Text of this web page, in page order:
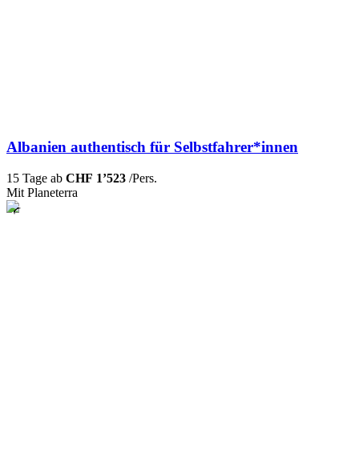
Albanien authentisch für Selbstfahrer*innen
15 Tage ab CHF 1’523 /Pers.
Mit Planeterra